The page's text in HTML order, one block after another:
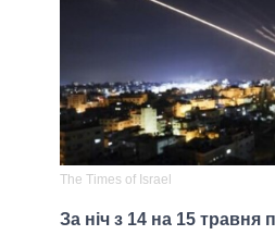
The Times of Israel
За ніч з 14 на 15 травня